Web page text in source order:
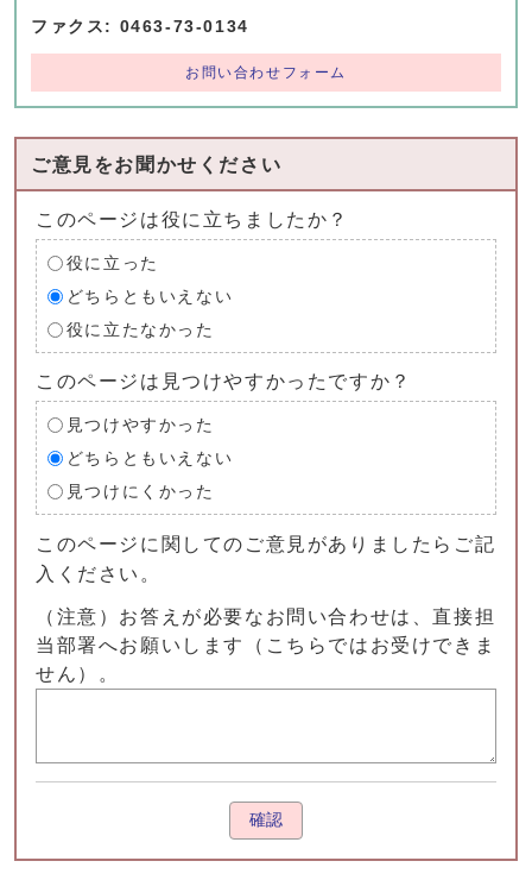
ファクス: 0463-73-0134
お問い合わせフォーム
ご意見をお聞かせください
このページは役に立ちましたか？
役に立った
どちらともいえない
役に立たなかった
このページは見つけやすかったですか？
見つけやすかった
どちらともいえない
見つけにくかった
このページに関してのご意見がありましたらご記
入ください。
（注意）お答えが必要なお問い合わせは、直接担
当部署へお願いします（こちらではお受けできま
せん）。
確認